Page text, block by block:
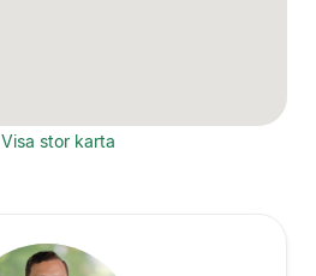
Visa stor karta